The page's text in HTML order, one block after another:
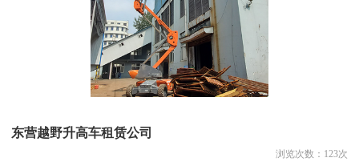
东营越野升高车租赁公司
浏览次数： 123次